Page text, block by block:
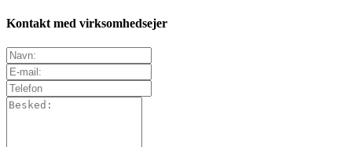
Kontakt med virksomhedsejer